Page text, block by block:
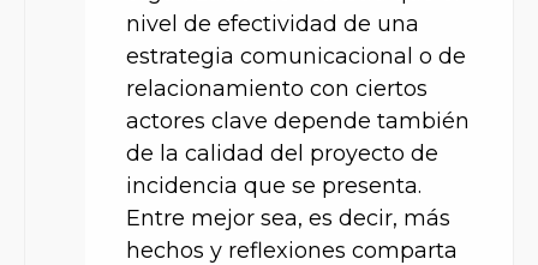
nivel de efectividad de una
estrategia comunicacional o de
relacionamiento con ciertos
actores clave depende también
de la calidad del proyecto de
incidencia que se presenta.
Entre mejor sea, es decir, más
hechos y reflexiones comparta